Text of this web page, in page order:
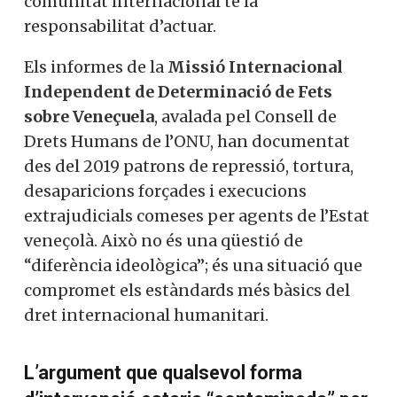
responsabilitat d’actuar.
Els informes de la Missió Internacional
Independent de Determinació de Fets
sobre Veneçuela, avalada pel Consell de
Drets Humans de l’ONU, han documentat
des del 2019 patrons de repressió, tortura,
desaparicions forçades i execucions
extrajudicials comeses per agents de l’Estat
veneçolà. Això no és una qüestió de
“diferència ideològica”; és una situació que
compromet els estàndards més bàsics del
dret internacional humanitari.
L’argument que qualsevol forma